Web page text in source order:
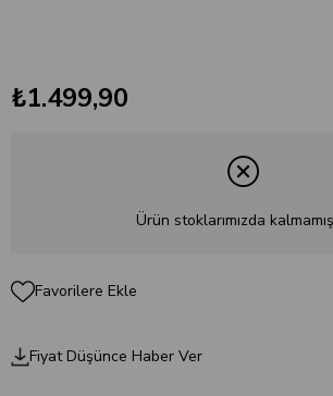
₺1.499,90
Ürün stoklarımızda
Favorilere Ekle
Fiyat Düşünce Haber Ver